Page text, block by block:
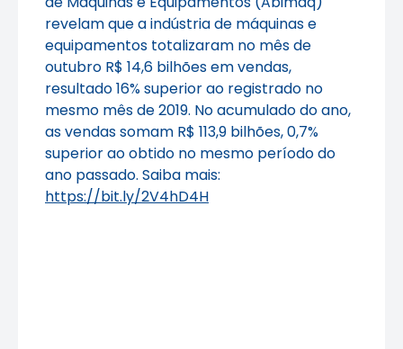
revelam que a indústria de máquinas e
equipamentos totalizaram no mês de
outubro R$ 14,6 bilhões em vendas,
resultado 16% superior ao registrado no
mesmo mês de 2019. No acumulado do ano,
as vendas somam R$ 113,9 bilhões, 0,7%
superior ao obtido no mesmo período do
ano passado. Saiba mais:
https://bit.ly/2V4hD4H